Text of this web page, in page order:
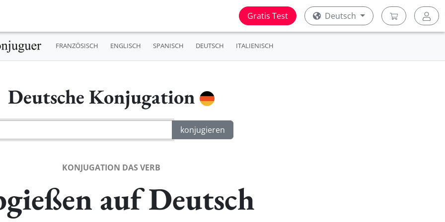
Gratis Test Deutsch
FRANZÖSISCH ENGLISCH SPANISCH DEUTSCH ITALIENISCH
Deutsche Konjugation
KONJUGATION DAS VERB
auf Deutsch